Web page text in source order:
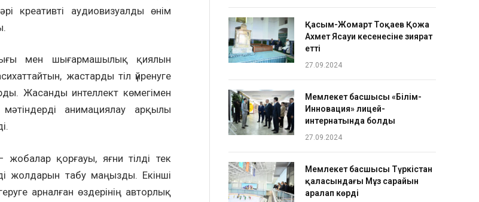
креативті аудиовизуалды өнім
мен шығармашылық қиялын
жастарды тіл үйренуге
Жасанды интеллект көмегімен
анимациялау арқылы
жобалар қорғауы, яғни тілді тек
жолдарын табу маңызды. Екінші
арналған өздерінің авторлық
Қасым-Жомарт Тоқаев Қожа
Ахмет Ясауи кесенесіне зиярат
етті
27.09.2024
Мемлекет басшысы «Білім-
Инновация» лицей-
интернатында болды
27.09.2024
Мемлекет басшысы Түркістан
қаласындағы Мұз сарайын
аралап көрді